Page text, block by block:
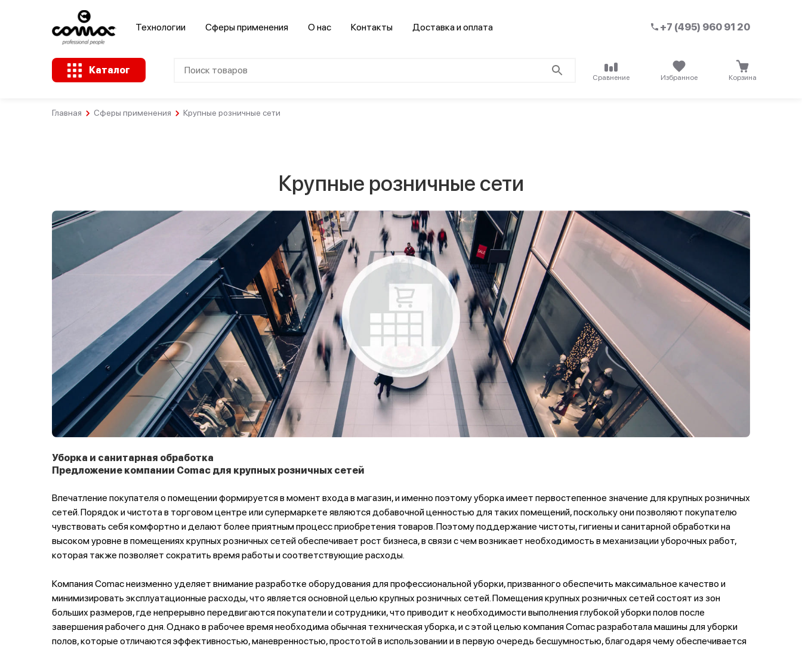
Технологии Сферы применения О нас Контакты Доставка и оплата +7 (495) 960 91 20
Каталог
Сравнение Избранное Корзина
Главная Сферы применения Крупные розничные сети
Крупные розничные сети
Уборка и санитарная обработка
Предложение компании Comac для крупных розничных сетей
Впечатление покупателя о помещении формируется в момент входа в магазин, и именно поэтому уборка имеет первостепенное значение для крупных розничных
сетей. Порядок и чистота в торговом центре или супермаркете являются добавочной ценностью для таких помещений, поскольку они позволяют покупателю
чувствовать себя комфортно и делают более приятным процесс приобретения товаров. Поэтому поддержание чистоты, гигиены и санитарной обработки на
высоком уровне в помещениях крупных розничных сетей обеспечивает рост бизнеса, в связи с чем возникает необходимость в механизации уборочных работ,
которая также позволяет сократить время работы и соответствующие расходы.
Компания Comac неизменно уделяет внимание разработке оборудования для профессиональной уборки, призванного обеспечить максимальное качество и
минимизировать эксплуатационные расходы, что является основной целью крупных розничных сетей. Помещения крупных розничных сетей состоят из зон
больших размеров, где непрерывно передвигаются покупатели и сотрудники, что приводит к необходимости выполнения глубокой уборки полов после
завершения рабочего дня. Однако в рабочее время необходима обычная техническая уборка, и с этой целью компания Comac разработала машины для уборки
полов, которые отличаются эффективностью, маневренностью, простотой в использовании и в первую очередь бесшумностью, благодаря чему обеспечивается
Ремесленное
Крупные
розничные
сети
Автомобильная
промышленность
Логистика
Транспорт